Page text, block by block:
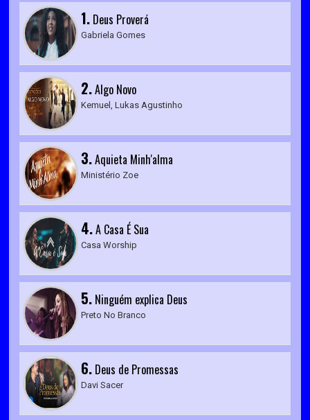
1. Deus Proverá
Gabriela Gomes
2.Algo Novo
Kemuel, Lukas Agustinho
3.Aquieta Minh'alma
Ministério Zoe
4.A Casa É Sua
Casa Worship
5. Ninguém explica Deus
Preto No Branco
6. Deus de Promessas
Davi Sacer